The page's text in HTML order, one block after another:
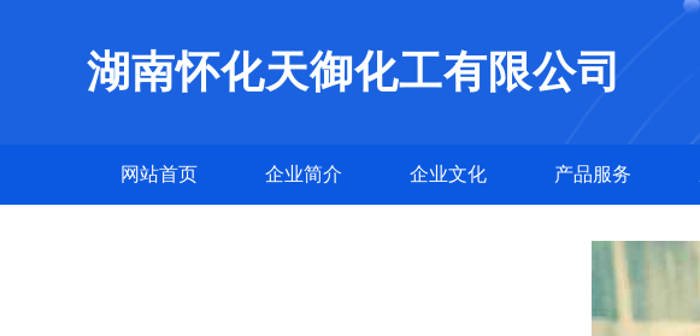
湖南怀化天御化工有限公司
网站首页 企业简介 企业文化 产品服务